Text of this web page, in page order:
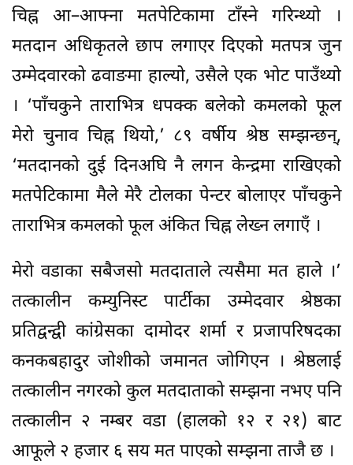
चिह्न आ–आफ्ना मतपेटिकामा टाँस्ने गरिन्थ्यो ।
मतदान अधिकृतले छाप लगाएर दिएको मतपत्र जुन
उम्मेदवारको ढवाङमा हाल्यो, उसैले एक भोट पाउँथ्यो
। ‘पाँचकुने ताराभित्र धपक्क बलेको कमलको फूल
मेरो चुनाव चिह्न थियो,’ ८९ वर्षीय श्रेष्ठ सम्झन्छन्,
‘मतदानको दुई दिनअघि नै लगन केन्द्रमा राखिएको
मतपेटिकामा मैले मेरै टोलका पेन्टर बोलाएर पाँचकुने
ताराभित्र कमलको फूल अंकित चिह्न लेख्न लगाएँ ।
मेरो वडाका सबैजसो मतदाताले त्यसैमा मत हाले ।’
तत्कालीन कम्युनिस्ट पार्टीका उम्मेदवार श्रेष्ठका
प्रतिद्वन्द्वी कांग्रेसका दामोदर शर्मा र प्रजापरिषदका
कनकबहादुर जोशीको जमानत जोगिएन । श्रेष्ठलाई
तत्कालीन नगरको कुल मतदाताको सम्झना नभए पनि
तत्कालीन २ नम्बर वडा (हालको १२ र २१) बाट
आफूले २ हजार ६ सय मत पाएको सम्झना ताजै छ ।